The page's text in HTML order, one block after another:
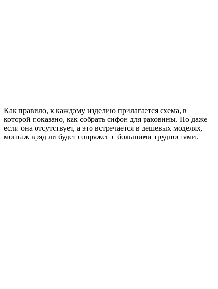
Как правило, к каждому изделию прилагается схема, в
которой показано, как собрать сифон для раковины. Но даже
если она отсутствует, а это встречается в дешевых моделях,
монтаж вряд ли будет сопряжен с большими трудностями.